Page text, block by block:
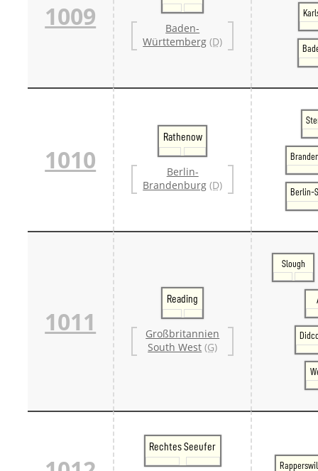
1009
Baden-
Württemberg (D)
1010
Rathenow
Berlin-
Brandenburg (D)
Berlin-
1011
Reading
Großbritannien
South West (G)
Slough
Rechtes Seeufer
Rapperswil